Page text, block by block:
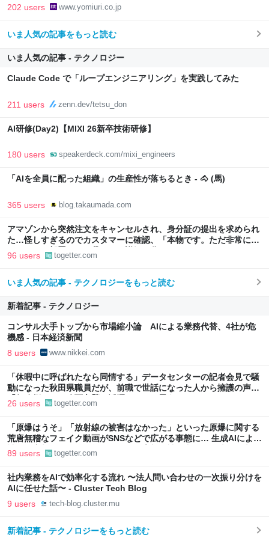
202 users www.yomiuri.co.jp
いま人気の記事をもっと読む
いま人気の記事 - テクノロジー
Claude Code で「ループエンジニアリング」を実践してみた
211 users zenn.dev/tetsu_don
AI研修(Day2)【MIXI 26新卒技術研修】
180 users speakerdeck.com/mixi_engineers
「AIを全員に配った組織」の生産性が落ちるとき - 🐴 (馬)
365 users blog.takaumada.com
アマゾンから突然注文をキャンセルされ、身分証の提出を求められ
た…怪しすぎるのでカスタマーに確認、「本物です。ただ非常に高
いレベルの部署なので我々にも詳細は分かりません」とのこと
96 users togetter.com
いま人気の記事 - テクノロジーをもっと読む
新着記事 - テクノロジー
コンサル大手トップから市場縮小論 AIによる業務代替、4社が危
機感 - 日本経済新聞
8 users www.nikkei.com
「休暇中に呼ばれたなら同情する」データセンターの記者会見で騒
動になった秋田県職員だが、前職で世話になった人から擁護の声
「行政側として八面六臂の活躍をしたと思う」
26 users togetter.com
「原爆はうそ」「放射線の被害はなかった」といった原爆に関する
荒唐無稽なフェイク動画がSNSなどで広がる事態に… 生成AIによる
被爆の実相からはかけ離れた動画も増加、被爆者からは憤りの声も
89 users togetter.com
社内業務をAIで効率化する流れ 〜法人問い合わせの一次振り分けを
AIに任せた話〜 - Cluster Tech Blog
9 users tech-blog.cluster.mu
新着記事 - テクノロジーをもっと読む